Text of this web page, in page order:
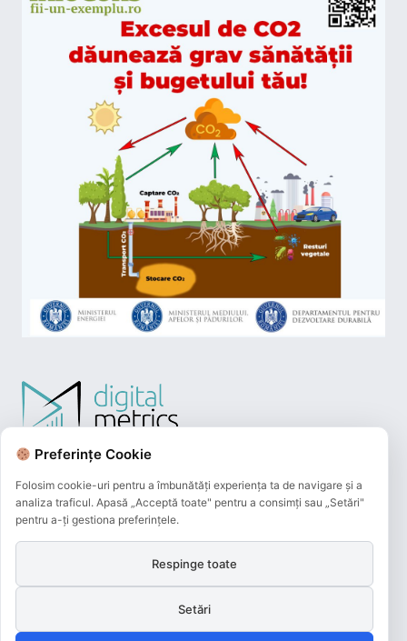
Plățile online efectuate pe acest site
sunt procesate de către Netopia Payments
și beneficiază de 3D-Secure.
Preferințe Cookie
Folosim cookie-uri pentru a îmbunătăți experiența ta de navigare și a
analiza traficul. Apasă „Acceptă toate" pentru a consimți sau „Setări"
pentru a-ți gestiona preferințele.
Respinge toate
Setări